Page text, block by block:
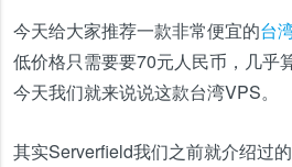
今天给大家推荐一款非常便宜的台
低价格只需要要70元人民币，几乎
今天我们就来说说这款台湾VPS。
其实Serverfield我们之前就介绍过